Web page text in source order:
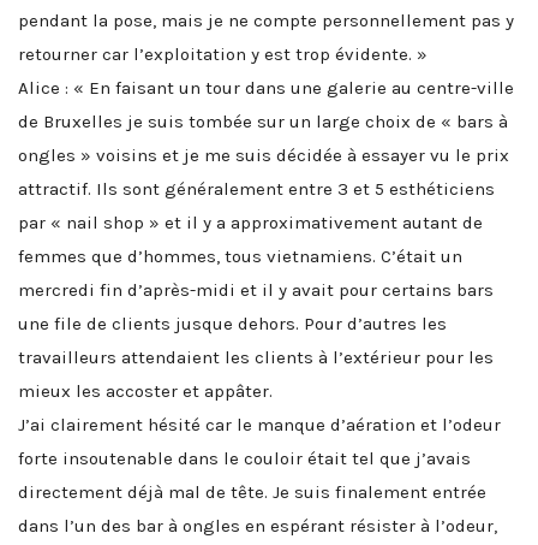
pendant la pose, mais je ne compte personnellement pas y
retourner car l’exploitation y est trop évidente. »
Alice : « En faisant un tour dans une galerie au centre-ville
de Bruxelles je suis tombée sur un large choix de « bars à
ongles » voisins et je me suis décidée à essayer vu le prix
attractif. Ils sont généralement entre 3 et 5 esthéticiens
par « nail shop » et il y a approximativement autant de
femmes que d’hommes, tous vietnamiens. C’était un
mercredi fin d’après-midi et il y avait pour certains bars
une file de clients jusque dehors. Pour d’autres les
travailleurs attendaient les clients à l’extérieur pour les
mieux les accoster et appâter.
J’ai clairement hésité car le manque d’aération et l’odeur
forte insoutenable dans le couloir était tel que j’avais
directement déjà mal de tête. Je suis finalement entrée
dans l’un des bar à ongles en espérant résister à l’odeur,